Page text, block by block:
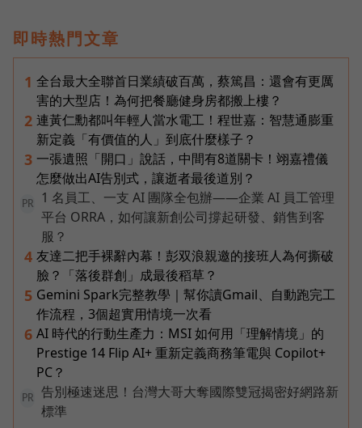
即時熱門文章
1 全台最大全聯首日業績破百萬，蔡篤昌：還會有更厲
害的大型店！為何把餐廳健身房都搬上樓？
2 連黃仁勳都叫年輕人當水電工！程世嘉：智慧通膨重
新定義「有價值的人」到底什麼樣子？
3 一張遺照「開口」說話，中間有8道關卡！翊嘉禮儀
怎麼做出AI告別式，讓逝者最後道別？
PR
1 名員工、一支 AI 團隊全包辦——企業 AI 員工管理
平台 ORRA，如何讓新創公司撐起研發、銷售到客
服？
4 友達二把手裸辭內幕！彭双浪親邀的接班人為何撕破
臉？「落後群創」成最後稻草？
5 Gemini Spark完整教學｜幫你讀Gmail、自動跑完工
作流程，3個超實用情境一次看
6 AI 時代的行動生產力：MSI 如何用「理解情境」的
Prestige 14 Flip AI+ 重新定義商務筆電與 Copilot+
PC？
PR
告別極速迷思！台灣大哥大奪國際雙冠揭密好網路新
標準